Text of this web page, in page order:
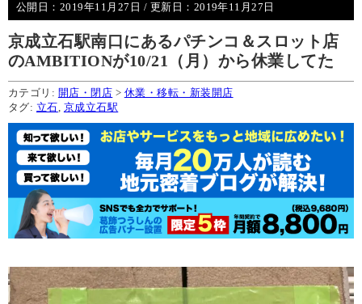
公開日： 2019年11月27日 / 更新日： 2019年11月27日
京成立石駅南口にあるパチンコ＆スロット店
のAMBITIONが10/21（月）から休業してた
カテゴリ: 開店・閉店 > 休業・移転・新装開店
タグ: 立石 京成立石駅